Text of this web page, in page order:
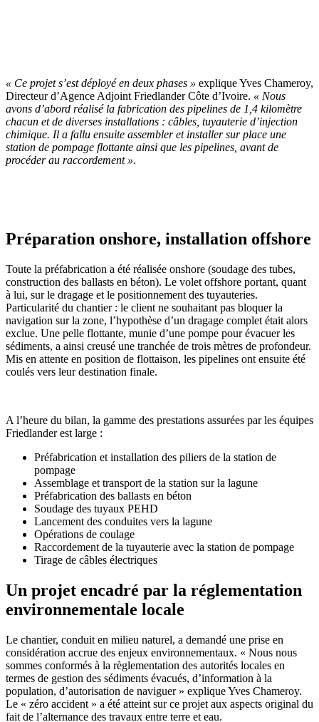
« Ce projet s’est déployé en deux phases » explique Yves Chameroy,
Directeur d’Agence Adjoint Friedlander Côte d’Ivoire. « Nous
avons d’abord réalisé la fabrication des pipelines de 1,4 kilomètre
chacun et de diverses installations : câbles, tuyauterie d’injection
chimique. Il a fallu ensuite assembler et installer sur place une
station de pompage flottante ainsi que les pipelines, avant de
procéder au raccordement ».
Préparation onshore, installation offshore
Toute la préfabrication a été réalisée onshore (soudage des tubes,
construction des ballasts en béton). Le volet offshore portant, quant
à lui, sur le dragage et le positionnement des tuyauteries.
Particularité du chantier : le client ne souhaitant pas bloquer la
navigation sur la zone, l’hypothèse d’un dragage complet était alors
exclue. Une pelle flottante, munie d’une pompe pour évacuer les
sédiments, a ainsi creusé une tranchée de trois mètres de profondeur.
Mis en attente en position de flottaison, les pipelines ont ensuite été
coulés vers leur destination finale.
A l’heure du bilan, la gamme des prestations assurées par les équipes
Friedlander est large :
Préfabrication et installation des piliers de la station de
pompage
Assemblage et transport de la station sur la lagune
Préfabrication des ballasts en béton
Soudage des tuyaux PEHD
Lancement des conduites vers la lagune
Opérations de coulage
Raccordement de la tuyauterie avec la station de pompage
Tirage de câbles électriques
Un projet encadré par la réglementation
environnementale locale
Le chantier, conduit en milieu naturel, a demandé une prise en
considération accrue des enjeux environnementaux. « Nous nous
sommes conformés à la règlementation des autorités locales en
termes de gestion des sédiments évacués, d’information à la
population, d’autorisation de naviguer » explique Yves Chameroy.
Le « zéro accident » a été atteint sur ce projet aux aspects original du
fait de l’alternance des travaux entre terre et eau.